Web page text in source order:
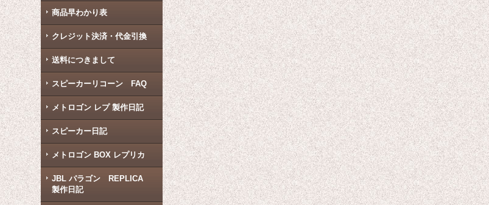
商品早わかり表
クレジット決済・代金引換
送料につきまして
スピーカーリコーン FAQ
メトロゴン レプ 製作日記
スピーカー日記
メトロゴン BOX レプリカ
JBL パラゴン REPLICA
製作日記